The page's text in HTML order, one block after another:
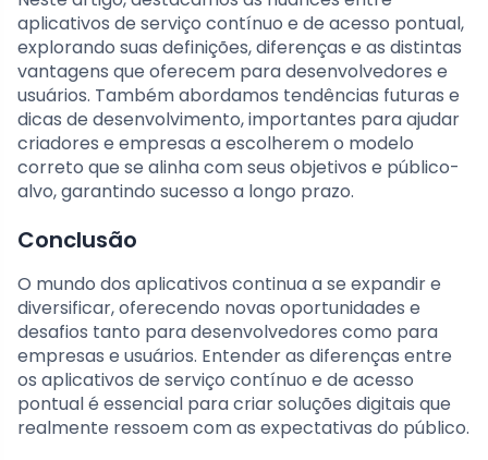
aplicativos de serviço contínuo e de acesso pontual,
explorando suas definições, diferenças e as distintas
vantagens que oferecem para desenvolvedores e
usuários. Também abordamos tendências futuras e
dicas de desenvolvimento, importantes para ajudar
criadores e empresas a escolherem o modelo
correto que se alinha com seus objetivos e público-
alvo, garantindo sucesso a longo prazo.
Conclusão
O mundo dos aplicativos continua a se expandir e
diversificar, oferecendo novas oportunidades e
desafios tanto para desenvolvedores como para
empresas e usuários. Entender as diferenças entre
os aplicativos de serviço contínuo e de acesso
pontual é essencial para criar soluções digitais que
realmente ressoem com as expectativas do público.